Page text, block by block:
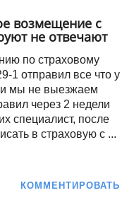
возмещение с
не отвечают
по страховому
1 отправил все что у
мы не выезжаем
через 2 недели
специалист, после
в страховую с ...
КОММЕНТИРОВАТЬ